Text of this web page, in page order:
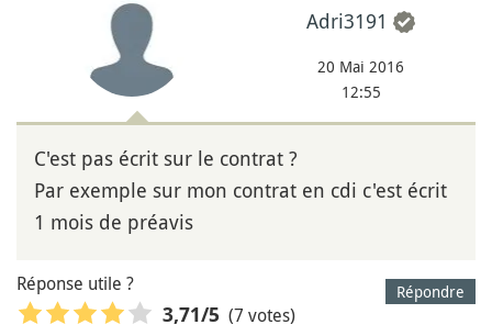
Adri3191
20 Mai 2016
12:55
C'est pas écrit sur le contrat ?
Par exemple sur mon contrat en cdi c'est écrit
1 mois de préavis
Répondre
Réponse utile ?
3,71/5 (7 votes)